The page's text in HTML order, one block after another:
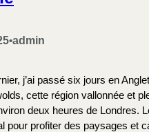
•admin
j’ai passé six jours en
cette région vallonnée et
deux heures de Londres.
pour profiter des paysages et